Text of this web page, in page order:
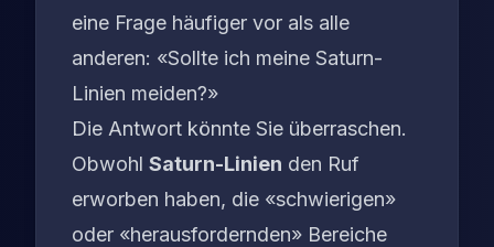
eine Frage häufiger vor als alle
anderen: «Sollte ich meine Saturn-
Linien meiden?»
Die Antwort könnte Sie überraschen.
Obwohl Saturn-Linien den Ruf
erworben haben, die «schwierigen»
oder «herausfordernden» Bereiche